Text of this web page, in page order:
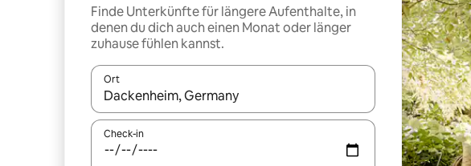
Finde Unterkünfte für längere Aufenthalte, in
denen du dich auch einen Monat oder länger
zuhause fühlen kannst.
Ort
Wenn Ergebnisse verfügbar sind, navigiere mit den Pfeiltasten nach
Check-in